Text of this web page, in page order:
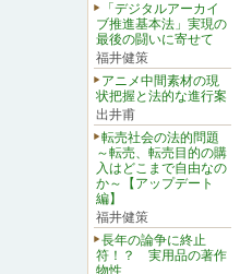
「デジタルアーカイ
ブ推進基本法」実現の
最後の闘いに寄せて
福井健策
アニメ中間素材の現
状把握と法的な進行案
出井甫
転売社会の法的問題
～転売、転売目的の購
入はどこまで自由なの
か～【アップデート
編】
福井健策
長年の論争に終止
符！？ 実用品の著作
物性